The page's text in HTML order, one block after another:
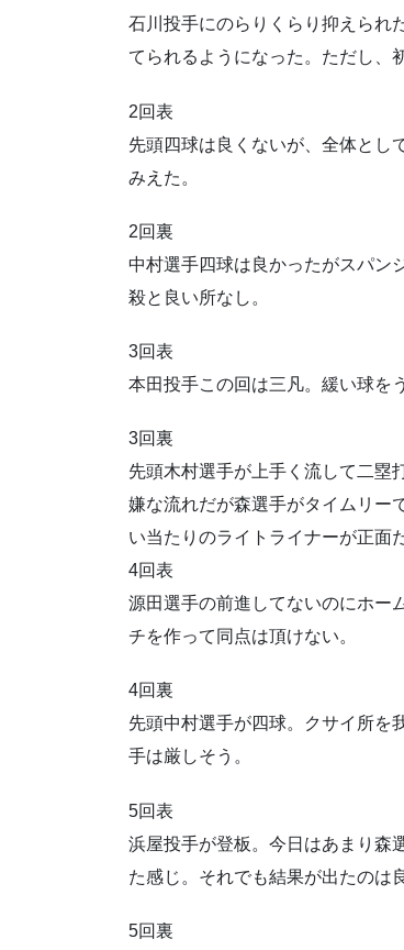
石川投手にのらりくらり抑えられ
てられるようになった。ただし、
2回表
先頭四球は良くないが、全体とし
みえた。
2回裏
中村選手四球は良かったがスパン
殺と良い所なし。
3回表
本田投手この回は三凡。緩い球を
3回裏
先頭木村選手が上手く流して二塁
嫌な流れだが森選手がタイムリー
い当たりのライトライナーが正面
4回表
源田選手の前進してないのにホー
チを作って同点は頂けない。
4回裏
先頭中村選手が四球。クサイ所を
手は厳しそう。
5回表
浜屋投手が登板。今日はあまり森
た感じ。それでも結果が出たのは
5回裏